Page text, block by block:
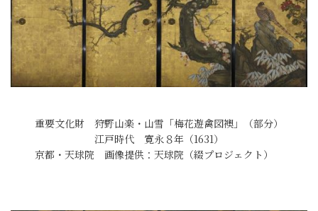
重要文化財 狩野山楽・山雪「梅花遊禽図襖」（部分）
江戸時代 寛永８年（1631）
京都・天球院 画像提供：天球院（綴プロジェクト）